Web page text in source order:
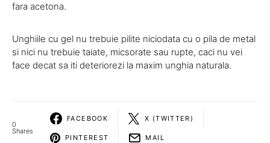
fara acetona.
Unghiile cu gel nu trebuie pilite niciodata cu o pila de metal
si nici nu trebuie taiate, micsorate sau rupte, caci nu vei
face decat sa iti deteriorezi la maxim unghia naturala.
0
Shares
FACEBOOK X (TWITTER)
PINTEREST MAIL